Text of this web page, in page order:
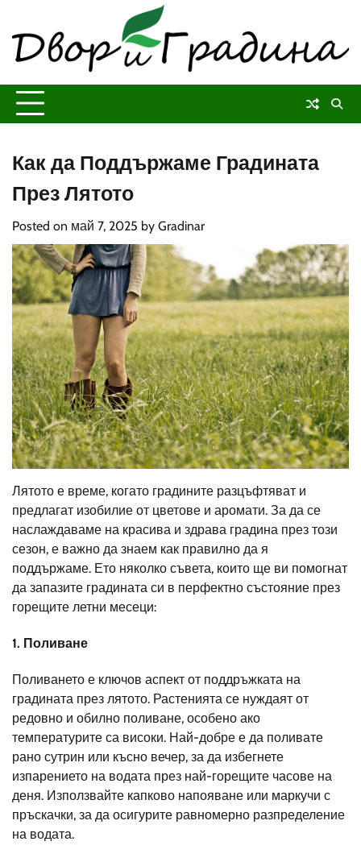
content
Как да Поддържаме Градината
През Лятото
Posted on май 7, 2025 by Gradinar
Лятото е време, когато градините разцъфтяват и
предлагат изобилие от цветове и аромати. За да се
наслаждаваме на красива и здрава градина през този
сезон, е важно да знаем как правилно да я
поддържаме. Ето няколко съвета, които ще ви помогнат
да запазите градината си в перфектно състояние през
горещите летни месеци:
1. Поливане
Поливането е ключов аспект от поддръжката на
градината през лятото. Растенията се нуждаят от
редовно и обилно поливане, особено ако
температурите са високи. Най-добре е да поливате
рано сутрин или късно вечер, за да избегнете
изпарението на водата през най-горещите часове на
деня. Използвайте капково напояване или маркучи с
пръскачки, за да осигурите равномерно разпределение
на водата.